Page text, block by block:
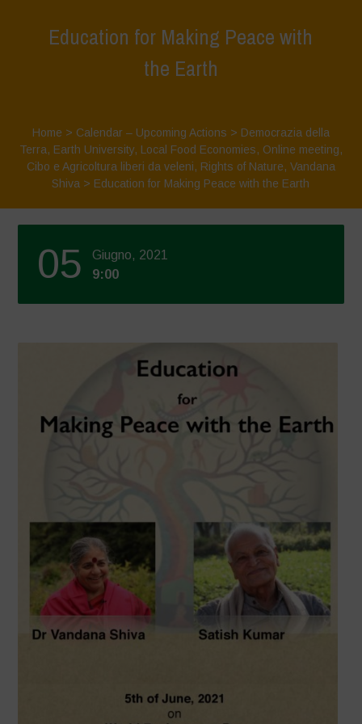
Education for Making Peace with
the Earth
Home > Calendar – Upcoming Actions > Democrazia della
Terra, Earth University, Local Food Economies, Online meeting,
Cibo e Agricoltura liberi da veleni, Rights of Nature, Vandana
Shiva > Education for Making Peace with the Earth
05
Giugno, 2021
9:00